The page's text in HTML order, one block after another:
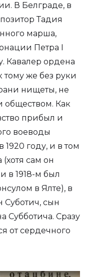
В Белграде, в
Тадия
марша,
Петра I
Кавалер ордена
тому же без руки
нищеты, не
обществом. Как
прибыл и
воеводы
1920 году, и в том
(хотя сам он
в 1918-м был
в Ялте), в
Суботич, сын
Субботича. Сразу
от сердечного